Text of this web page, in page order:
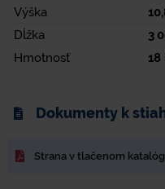
Výška
Dĺžka
3
Hmotnosť
18
Dokumenty k
Strana v tlačenom